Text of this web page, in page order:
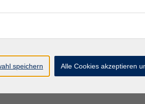
speichern Alle Cookies akzeptieren